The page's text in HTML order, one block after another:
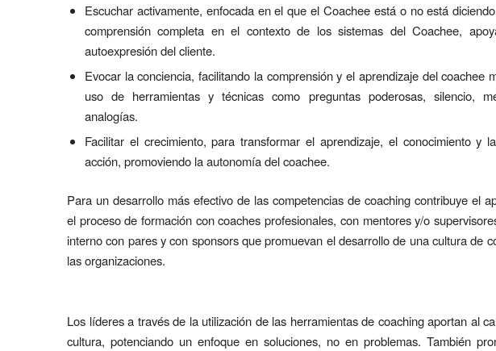
Escuchar activamente, enfocada en el que el Coachee está o no está
comprensión completa en el contexto de los sistemas del Coachee,
autoexpresión del cliente.
Evocar la conciencia, facilitando la comprensión y el aprendizaje del coachee
uso de herramientas y técnicas como preguntas poderosas, silencio,
analogías.
Facilitar el crecimiento, para transformar el aprendizaje, el conocimiento y
acción, promoviendo la autonomía del coachee.
Para un desarrollo más efectivo de las competencias de coaching contribuye el
el proceso de formación con coaches profesionales, con mentores y/o
interno con pares y con sponsors que promuevan el desarrollo de una cultura de
las organizaciones.
Los líderes a través de la utilización de las herramientas de coaching aportan al
cultura, potenciando un enfoque en soluciones, no en problemas. También